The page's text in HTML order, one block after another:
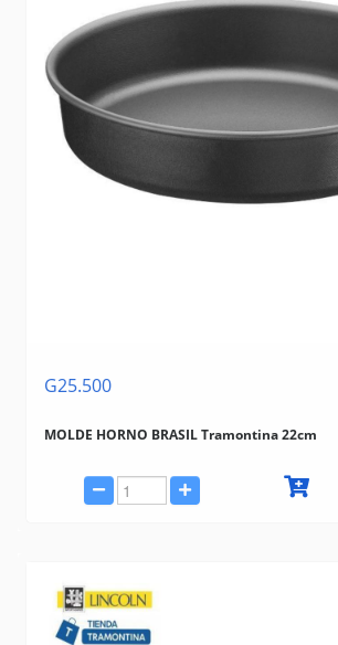
G25.500
MOLDE HORNO BRASIL Tramontina 22cm